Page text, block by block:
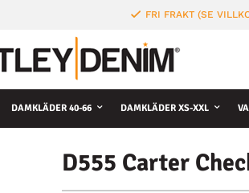
FRI FRAKT (SE
DAMKLÄDER 40-66 DAMKLÄDER XS-XXL
D555 Carter